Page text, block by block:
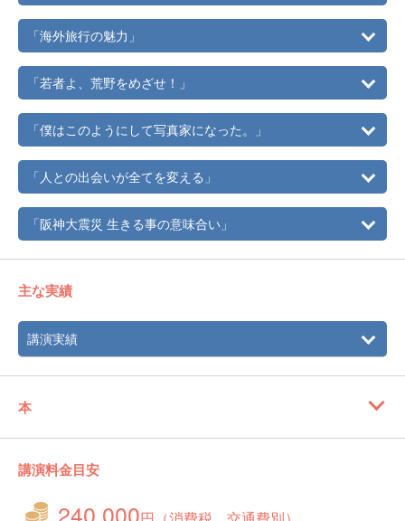
「海外旅行の魅力」
「若者よ、荒野をめざせ！」
「僕はこのようにして写真家になった。」
「人との出会いが全てを変える」
「阪神大震災 生きる事の意味合い」
主な実績
講演実績
本
講演料金目安
240,000